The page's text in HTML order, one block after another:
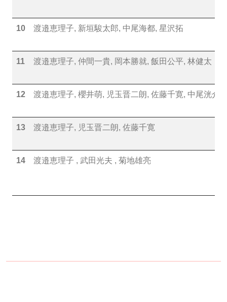
10 渡邉恵理子, 新垣駿太郎, 中尾海都, 星沢拓
11 渡邉恵理子, 仲間一貴, 岡本勝就, 飯田公平, 林健太
12 渡邉恵理子, 櫻井萌, 児玉晋二朗, 佐藤千寛, 中尾洸介
13 渡邉恵理子, 児玉晋二朗, 佐藤千寛
14 渡邉恵理子 , 武田光夫 , 菊地雄亮